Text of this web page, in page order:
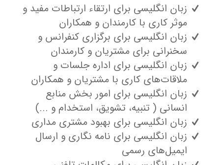
زبان انگلیسی برای ارتقاء ارتباطات مفید و
موثر کاری با کارمندان و همکاران
زبان انگلیسی برای برگزاری کنفرانس و
سخنرانی برای مشتریان و کارمندان
زبان انگلیسی برای اداره جلسات و
ملاقات‌های کاری با مشتریان و همکاران
زبان انگلیسی برای امور بخش منابع
انسانی ( تنبیه، تشویق، استخدام و ...)
زبان انگلیسی برای بهبود مشتری مداری
زبان انگلیسی برای نامه نگاری و ارسال
ایمیل‌های رسمی